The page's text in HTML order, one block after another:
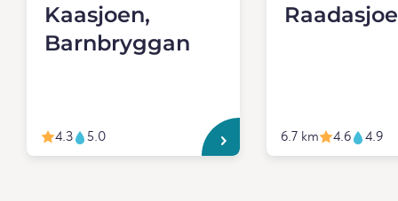
Kaasjoen,
Barnbryggan
4.3 5.0 6.7 km 4.6 4.9